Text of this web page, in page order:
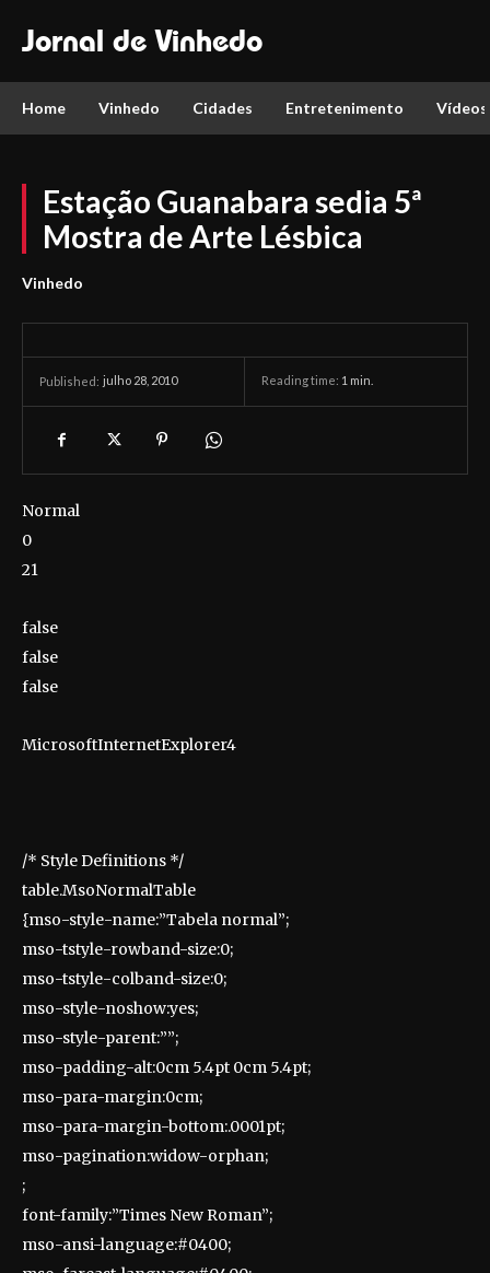
Jornal de Vinhedo
Home Vinhedo Cidades Entretenimento Vídeos
Estação Guanabara sedia 5ª
Mostra de Arte Lésbica
Vinhedo
Published: julho 28, 2010 Reading time: 1 min.
Normal
0
21
false
false
false
MicrosoftInternetExplorer4
/* Style Definitions */
table.MsoNormalTable
{mso-style-name:”Tabela normal”;
mso-tstyle-rowband-size:0;
mso-tstyle-colband-size:0;
mso-style-noshow:yes;
mso-style-parent:””;
mso-padding-alt:0cm 5.4pt 0cm 5.4pt;
mso-para-margin:0cm;
mso-para-margin-bottom:.0001pt;
mso-pagination:widow-orphan;
;
font-family:”Times New Roman”;
mso-ansi-language:#0400;